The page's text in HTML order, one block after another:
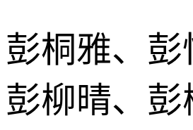
彭桐雅、彭
彭柳晴、彭